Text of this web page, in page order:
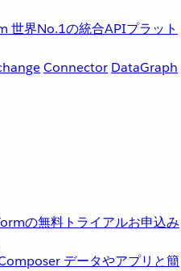
世界No.1の統合APIプラット
Connector DataGraph
の無料トライアルお申込み
データやアプリと簡